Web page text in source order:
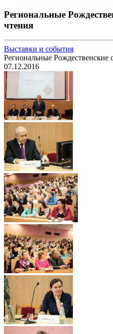
Региональные
чтения
Выставки и события
Региональные Рождественские
07.12.2016